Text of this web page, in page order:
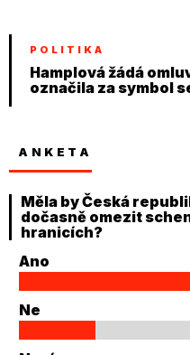
POLITIKA
Hamplová žádá
označila za symbol
ANKETA
Měla by Česká
dočasně omezit
hranicích?
Ano
Ne